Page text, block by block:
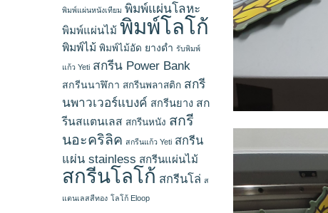
พิมพ์แผ่นหนังเทียม พิมพ์แผ่นโลหะ
พิมพ์แผ่นไม้ พิมพ์โลโก้
พิมพ์ไม้ พิมพ์ไม้อัด ยางดำ รับพิมพ์
แก้ว Yeti สกรีน Power Bank
สกรีนนาฬิกา สกรีนพลาสติก สกรี
นพาวเวอร์แบงค์ สกรีนยาง สก
รีนสแตนเลส สกรีนหนัง สกรี
นอะคริลิค สกรีนแก้ว Yeti สกรีน
แผ่น stainless สกรีนแผ่นไม้
สกรีนโลโก้ สกรีนโล่ ส
แตนเลสสีทอง โลโก้ Eloop